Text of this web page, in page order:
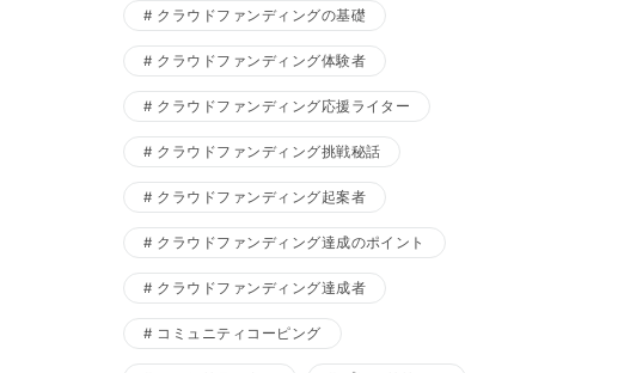
クラウドファンディングの基礎
クラウドファンディング体験者
クラウドファンディング応援ライター
クラウドファンディング挑戦秘話
クラウドファンディング起案者
クラウドファンディング達成のポイント
クラウドファンディング達成者
コミュニティコーピング